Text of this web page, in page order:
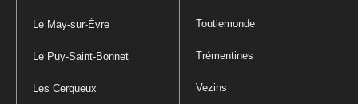
Le May-sur-Èvre
Le Puy-Saint-Bonnet
Les Cerqueux
Toutlemonde
Trémentines
Vezins